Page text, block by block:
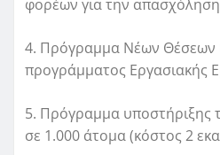
φορέων για την
4. Πρόγραμμα Νέων Θέσεων
προγράμματος Εργασιακής
5. Πρόγραμμα υποστήριξης
σε 1.000 άτομα (κόστος 2